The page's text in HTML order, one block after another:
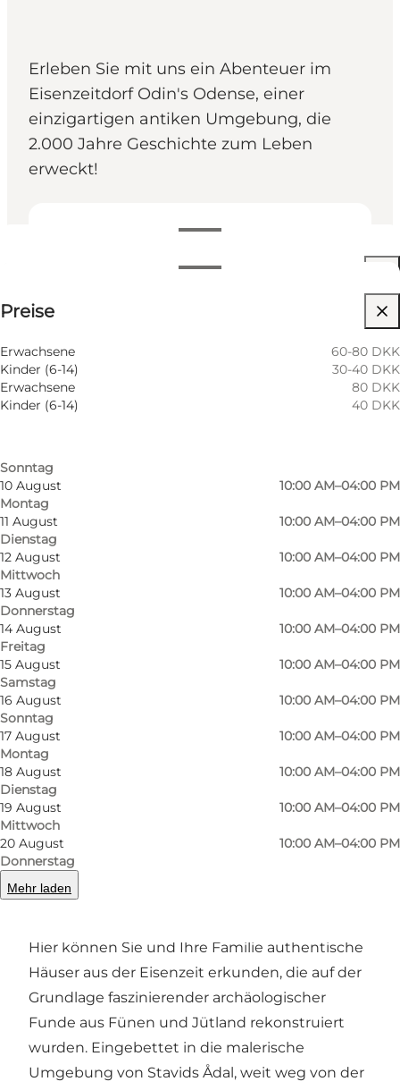
Erleben Sie mit uns ein Abenteuer im
Eisenzeitdorf Odin's Odense, einer
einzigartigen antiken Umgebung, die
2.000 Jahre Geschichte zum Leben
erweckt!
Öffnungszeiten anzeigen
Nach Monat filtern
6 August
Donnerstag
7 August
Freitag
10:00 AM–04:00 PM
8 August
10:00 AM–04:00 PM
Sonntag
10 August
Montag
10:00 AM–04:00 PM
11 August
Dienstag
10:00 AM–04:00 PM
12 August
Mittwoch
10:00 AM–04:00 PM
13 August
Donnerstag
10:00 AM–04:00 PM
14 August
Freitag
10:00 AM–04:00 PM
15 August
Samstag
10:00 AM–04:00 PM
16 August
Sonntag
10:00 AM–04:00 PM
17 August
Montag
10:00 AM–04:00 PM
18 August
Dienstag
10:00 AM–04:00 PM
19 August
Mittwoch
10:00 AM–04:00 PM
20 August
Donnerstag
10:00 AM–04:00 PM
Mehr laden
Preise
Erwachsene
60-80 DKK
Kinder (6-14)
30-40 DKK
Erwachsene
80 DKK
Kinder (6-14)
40 DKK
Hunde erlaubt
Foto
Hier können Sie und Ihre Familie authentische
Häuser aus der Eisenzeit erkunden, die auf der
Grundlage faszinierender archäologischer
Funde aus Fünen und Jütland rekonstruiert
wurden. Eingebettet in die malerische
Umgebung von Stavids Ådal, weit weg von der